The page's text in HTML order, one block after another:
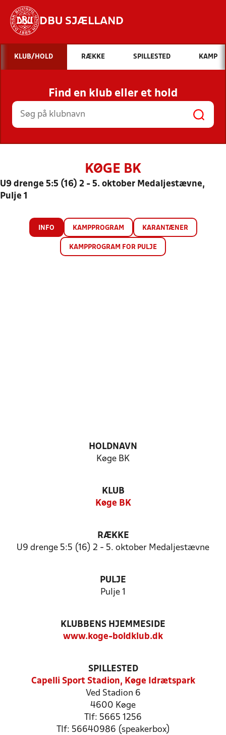
DBU SJÆLLAND
Hvad vil du søge efter?
INDHOLD OG NYHEDER
STILLINGER, RESULTATER, KLUBBER OG
HOLD
KLUB/HOLD RÆKKE SPILLESTED KAMP
Find en klub eller et hold
KØGE BK
U9 drenge 5:5 (16) 2 - 5. oktober Medaljestævne,
Pulje 1
INFO KAMPPROGRAM KARANTÆNER
KAMPPROGRAM FOR PULJE
HOLDNAVN
Køge BK
KLUB
Køge BK
RÆKKE
U9 drenge 5:5 (16) 2 - 5. oktober Medaljestævne
PULJE
Pulje 1
KLUBBENS HJEMMESIDE
www.koge-boldklub.dk
SPILLESTED
Capelli Sport Stadion, Køge Idrætspark
Ved Stadion 6
4600 Køge
Tlf: 5665 1256
Tlf: 56640986 (speakerbox)